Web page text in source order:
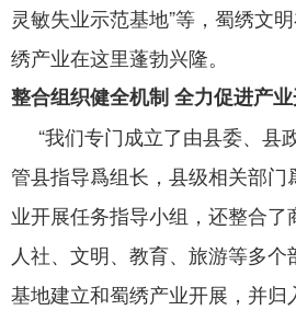
灵敏失业示范基地”等，蜀绣文
绣产业在这里蓬勃兴隆。
整合组织健全机制 全力促进产
“我们专门成立了由县委、县
管县指导爲组长，县级相关部
业开展任务指导小组，还整合了
人社、文明、教育、旅游等多
基地建立和蜀绣产业开展，并归